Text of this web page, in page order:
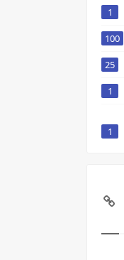
1
100
25
1
1